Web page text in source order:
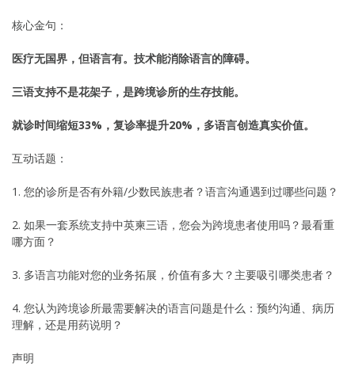
核心金句：
医疗无国界，但语言有。技术能消除语言的障碍。
三语支持不是花架子，是跨境诊所的生存技能。
就诊时间缩短33%，复诊率提升20%，多语言创造真实价值。
互动话题：
1. 您的诊所是否有外籍/少数民族患者？语言沟通遇到过哪些问题？
2. 如果一套系统支持中英柬三语，您会为跨境患者使用吗？最看重
哪方面？
3. 多语言功能对您的业务拓展，价值有多大？主要吸引哪类患者？
4. 您认为跨境诊所最需要解决的语言问题是什么：预约沟通、病历
理解，还是用药说明？
声明